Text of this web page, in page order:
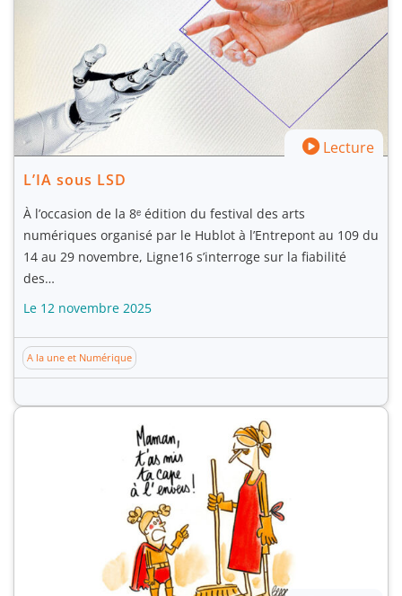
Lecture
L’IA sous LSD
À l’occasion de la 8ᵉ édition du festival des arts
numériques organisé par le Hublot à l’Entrepont au 109 du
14 au 29 novembre, Ligne16 s’interroge sur la fiabilité
des…
Le 12 novembre 2025
A la une et Numérique